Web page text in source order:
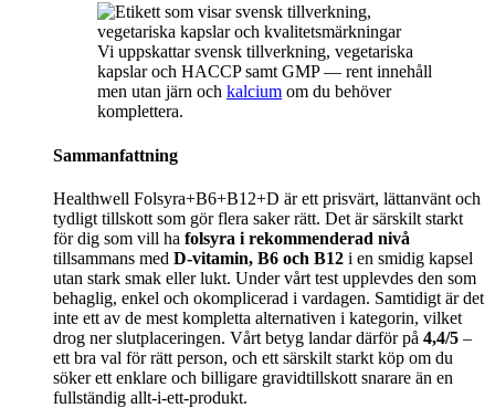
Vi uppskattar svensk tillverkning, vegetariska
kapslar och HACCP samt GMP — rent innehåll
men utan järn och kalcium om du behöver
komplettera.
Sammanfattning
Healthwell Folsyra+B6+B12+D är ett prisvärt, lättanvänt och
tydligt tillskott som gör flera saker rätt. Det är särskilt starkt
för dig som vill ha folsyra i rekommenderad nivå
tillsammans med D-vitamin, B6 och B12 i en smidig kapsel
utan stark smak eller lukt. Under vårt test upplevdes den som
behaglig, enkel och okomplicerad i vardagen. Samtidigt är det
inte ett av de mest kompletta alternativen i kategorin, vilket
drog ner slutplaceringen. Vårt betyg landar därför på 4,4/5 –
ett bra val för rätt person, och ett särskilt starkt köp om du
söker ett enklare och billigare gravidtillskott snarare än en
fullständig allt-i-ett-produkt.